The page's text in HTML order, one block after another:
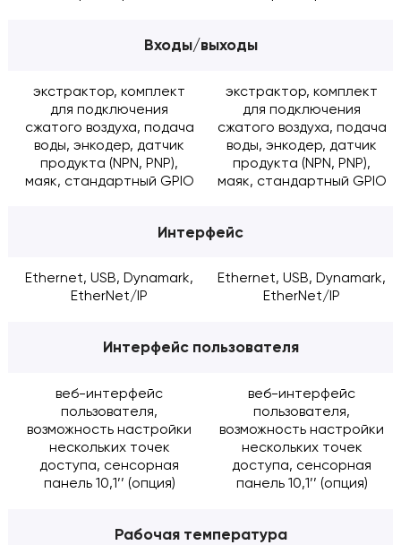
Входы/выходы
экстрактор, комплект
для подключения
сжатого воздуха, подача
воды, энкодер, датчик
продукта (NPN, PNP),
маяк, стандартный GPIO
экстрактор, комплект
для подключения
сжатого воздуха, подача
воды, энкодер, датчик
продукта (NPN, PNP),
маяк, стандартный GPIO
Интерфейс
Ethernet, USB, Dynamark,
EtherNet/IP
Ethernet, USB, Dynamark,
EtherNet/IP
Интерфейс пользователя
веб-интерфейс
пользователя,
возможность настройки
нескольких точек
доступа, сенсорная
панель 10,1’’ (опция)
веб-интерфейс
пользователя,
возможность настройки
нескольких точек
доступа, сенсорная
панель 10,1’’ (опция)
Рабочая температура